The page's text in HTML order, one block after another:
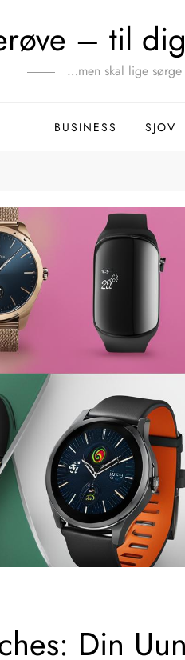
– til
…men skal lige
BUSINESS SJOV
Din